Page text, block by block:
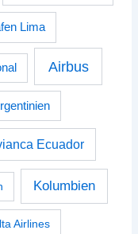
Lima
Airbus
Ecuador
Kolumbien
Airlines